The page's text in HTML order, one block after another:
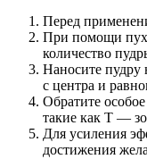
Перед
При помощи
количество
Наносите пудру
с центра и
Обратите
такие как Т —
Для усиления
достижения